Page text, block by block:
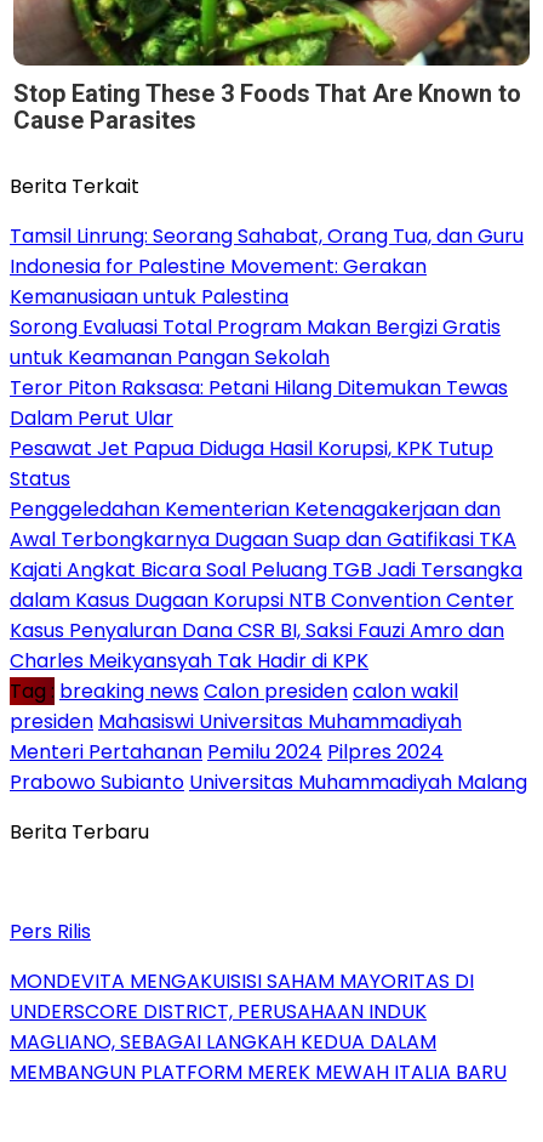
Stop Eating These 3 Foods That Are Known to
Cause Parasites
Berita Terkait
Tamsil Linrung: Seorang Sahabat, Orang Tua, dan Guru
Indonesia for Palestine Movement: Gerakan
Kemanusiaan untuk Palestina
Sorong Evaluasi Total Program Makan Bergizi Gratis
untuk Keamanan Pangan Sekolah
Teror Piton Raksasa: Petani Hilang Ditemukan Tewas
Dalam Perut Ular
Pesawat Jet Papua Diduga Hasil Korupsi, KPK Tutup
Status
Penggeledahan Kementerian Ketenagakerjaan dan
Awal Terbongkarnya Dugaan Suap dan Gatifikasi TKA
Kajati Angkat Bicara Soal Peluang TGB Jadi Tersangka
dalam Kasus Dugaan Korupsi NTB Convention Center
Kasus Penyaluran Dana CSR BI, Saksi Fauzi Amro dan
Charles Meikyansyah Tak Hadir di KPK
Tag : breaking newsCalon presidencalon wakil
presiden Mahasiswi Universitas Muhammadiyah
Menteri Pertahanan Pemilu 2024 Pilpres 2024
Prabowo Subianto Universitas Muhammadiyah Malang
Berita Terbaru
Pers Rilis
MONDEVITA MENGAKUISISI SAHAM MAYORITAS DI
UNDERSCORE DISTRICT, PERUSAHAAN INDUK
MAGLIANO, SEBAGAI LANGKAH KEDUA DALAM
MEMBANGUN PLATFORM MEREK MEWAH ITALIA BARU